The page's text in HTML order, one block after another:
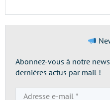
Abonnez-vous à notre
dernières actus par mail !